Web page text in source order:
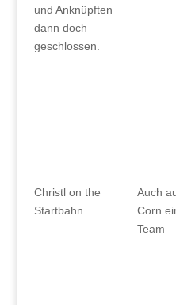
und Anknüpften
dann doch
geschlossen.
Christl on the
Startbahn
Auch
Corn
Team